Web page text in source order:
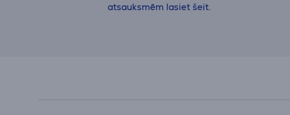
atsauksmēm lasiet šeit.